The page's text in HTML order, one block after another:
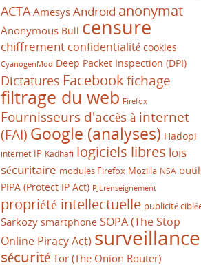
ACTA Amesys Android anonymat
Anonymous Bull censure
chiffrement confidentialité cookies
CyanogenMod Deep Packet Inspection (DPI)
Dictatures Facebookfichage
filtrage du web Firefox
Fournisseurs d'accès à internet
(FAI) Google (analyses) Hadopi
internet IP Kadhafi logiciels libres lois
sécuritaire modules Firefox Mozilla NSA
PIPA (Protect IP Act) PJLrenseignement
propriété intellectuelle publicité
Sarkozy smartphone SOPA (The Stop
Online Piracy Act) surveillance
sécurité Tor (The Onion Router)